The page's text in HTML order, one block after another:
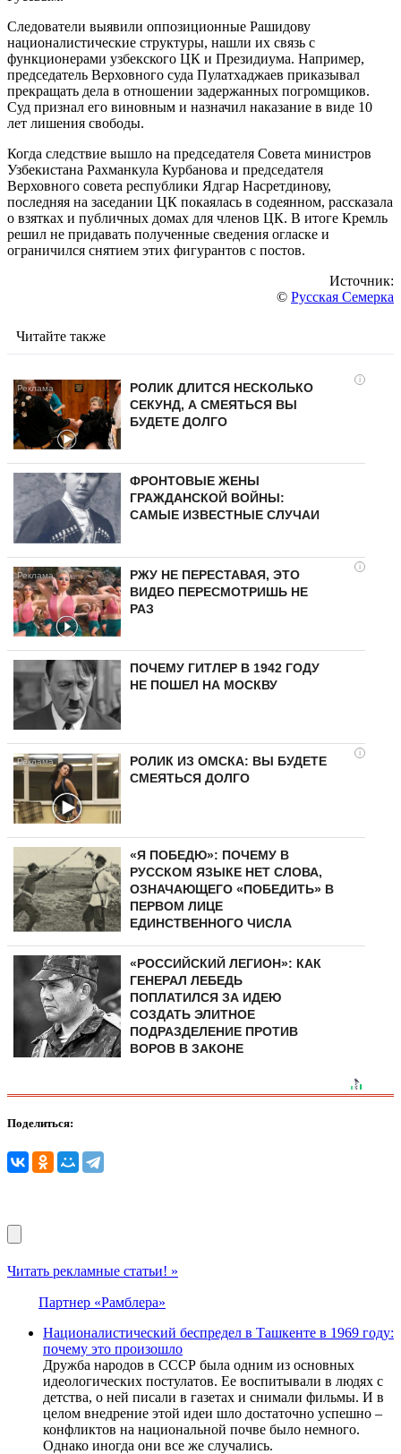
Следователи выявили оппозиционные Рашидову
националистические структуры, нашли их связь с
функционерами узбекского ЦК и Президиума. Например,
председатель Верховного суда Пулатхаджаев приказывал
прекращать дела в отношении задержанных погромщиков.
Суд признал его виновным и назначил наказание в виде 10
лет лишения свободы.
Когда следствие вышло на председателя Совета министров
Узбекистана Рахманкула Курбанова и председателя
Верховного совета республики Ядгар Насретдинову,
последняя на заседании ЦК покаялась в содеянном, рассказала
о взятках и публичных домах для членов ЦК. В итоге Кремль
решил не придавать полученные сведения огласке и
ограничился снятием этих фигурантов с постов.
Источник:
© Русская Семерка
Читайте также
i
РОЛИК ДЛИТСЯ НЕСКОЛЬКО
СЕКУНД, А СМЕЯТЬСЯ ВЫ
БУДЕТЕ ДОЛГО
ФРОНТОВЫЕ ЖЕНЫ
ГРАЖДАНСКОЙ ВОЙНЫ:
САМЫЕ ИЗВЕСТНЫЕ СЛУЧАИ
i
РЖУ НЕ ПЕРЕСТАВАЯ, ЭТО
ВИДЕО ПЕРЕСМОТРИШЬ НЕ
РАЗ
ПОЧЕМУ ГИТЛЕР В 1942 ГОДУ
НЕ ПОШЕЛ НА МОСКВУ
i
РОЛИК ИЗ ОМСКА: ВЫ БУДЕТЕ
СМЕЯТЬСЯ ДОЛГО
«Я ПОБЕДЮ»: ПОЧЕМУ В
РУССКОМ ЯЗЫКЕ НЕТ СЛОВА,
ОЗНАЧАЮЩЕГО «ПОБЕДИТЬ» В
ПЕРВОМ ЛИЦЕ
ЕДИНСТВЕННОГО ЧИСЛА
«РОССИЙСКИЙ ЛЕГИОН»: КАК
ГЕНЕРАЛ ЛЕБЕДЬ
ПОПЛАТИЛСЯ ЗА ИДЕЮ
СОЗДАТЬ ЭЛИТНОЕ
ПОДРАЗДЕЛЕНИЕ ПРОТИВ
ВОРОВ В ЗАКОНЕ
Поделиться:
Читать рекламные статьи! »
Партнер «Рамблера»
Националистический беспредел в Ташкенте в 1969 году:
почему это произошло
Дружба народов в СССР была одним из основных
идеологических постулатов. Ее воспитывали в людях с
детства, о ней писали в газетах и снимали фильмы. И в
целом внедрение этой идеи шло достаточно успешно –
конфликтов на национальной почве было немного.
Однако иногда они все же случались.